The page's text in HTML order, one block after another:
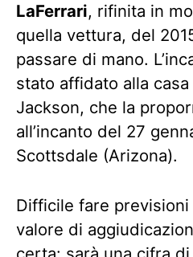
LaFerrari, rifinita in
quella vettura, del
passare di mano.
stato affidato alla casa
Jackson, che la
all’incanto del 27
Scottsdale (Arizona).
Difficile fare previsioni
valore di